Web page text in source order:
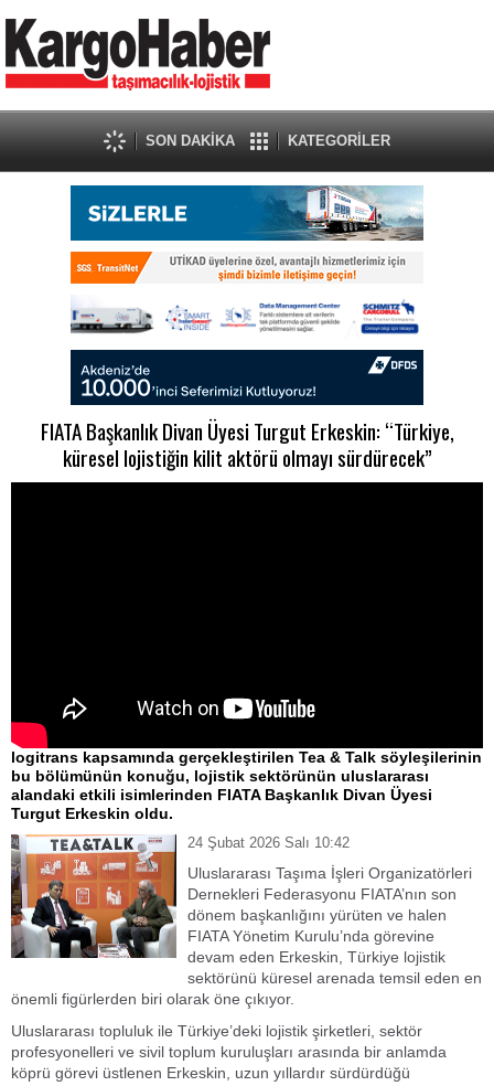
SON DAKİKA KATEGORİLER
FIATA Başkanlık Divan Üyesi Turgut Erkeskin: “Türkiye,
küresel lojistiğin kilit aktörü olmayı sürdürecek”
logitrans kapsamında gerçekleştirilen Tea & Talk söyleşilerinin
bu bölümünün konuğu, lojistik sektörünün uluslararası
alandaki etkili isimlerinden FIATA Başkanlık Divan Üyesi
Turgut Erkeskin oldu.
24 Şubat 2026 Salı 10:42
Uluslararası Taşıma İşleri Organizatörleri
Dernekleri Federasyonu FIATA’nın son
dönem başkanlığını yürüten ve halen
FIATA Yönetim Kurulu’nda görevine
devam eden Erkeskin, Türkiye lojistik
sektörünü küresel arenada temsil eden en
önemli figürlerden biri olarak öne çıkıyor.
Uluslararası topluluk ile Türkiye’deki lojistik şirketleri, sektör
profesyonelleri ve sivil toplum kuruluşları arasında bir anlamda
köprü görevi üstlenen Erkeskin, uzun yıllardır sürdürdüğü